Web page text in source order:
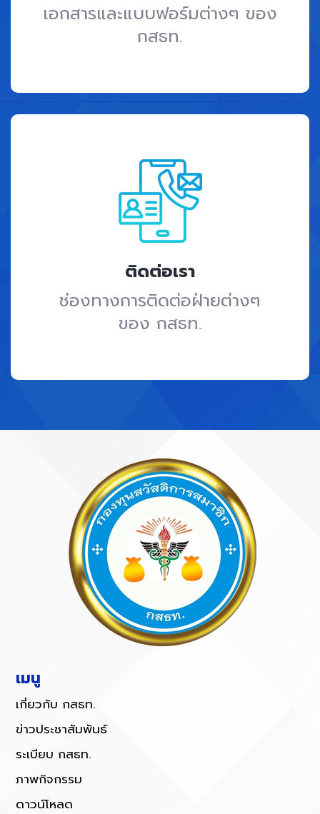
เอกสารและแบบฟอร์มต่างๆ ของ
กสธท.
ติดต่อเรา
ช่องทางการติดต่อฝ่ายต่างๆ
ของ กสธท.
เมนู
เกี่ยวกับ กสธท.
ข่าวประชาสัมพันธ์
ระเบียบ กสธท.
ภาพกิจกรรม
ดาวน์โหลด